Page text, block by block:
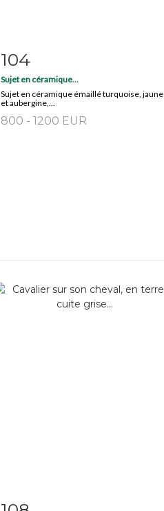
Item detail
104
Sujet en céramique...
Sujet en céramique émaillé turquoise, jaune
et aubergine,...
800 - 1200 EUR
Item detail